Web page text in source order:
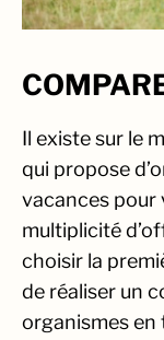
Il existe sur le
qui propose
vacances pour
multiplicité
choisir la
de réaliser un
organismes